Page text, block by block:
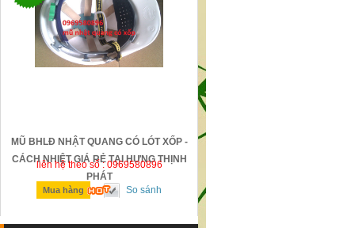
MŨ BHLĐ NHẬT QUANG CÓ LÓT XỐP -
CÁCH NHIỆT GIÁ RẺ TẠI HƯNG THỊNH
PHÁT
liên hệ theo số : 0969580896
Mua hàng So sánh